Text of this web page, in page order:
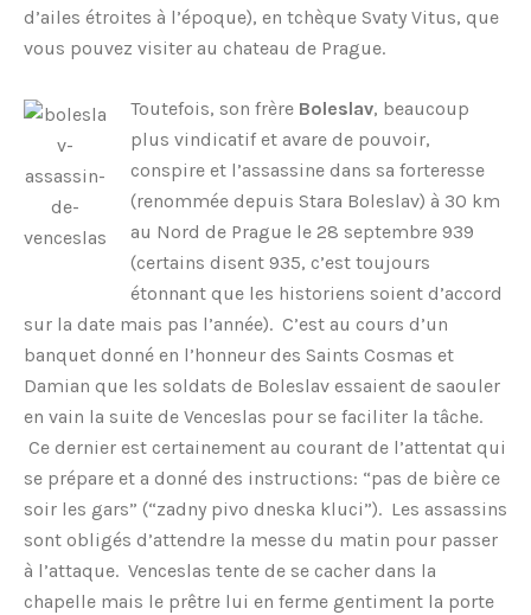
d’ailes étroites à l’époque), en tchèque Svaty Vitus, que
vous pouvez visiter au chateau de Prague.
Toutefois, son frère Boleslav, beaucoup
plus vindicatif et avare de pouvoir,
conspire et l’assassine dans sa forteresse
(renommée depuis Stara Boleslav) à 30 km
au Nord de Prague le 28 septembre 939
(certains disent 935, c’est toujours
étonnant que les historiens soient d’accord
sur la date mais pas l’année). C’est au cours d’un
banquet donné en l’honneur des Saints Cosmas et
Damian que les soldats de Boleslav essaient de saouler
en vain la suite de Venceslas pour se faciliter la tâche.
Ce dernier est certainement au courant de l’attentat qui
se prépare et a donné des instructions: “pas de bière ce
soir les gars” (“zadny pivo dneska kluci”). Les assassins
sont obligés d’attendre la messe du matin pour passer
à l’attaque. Venceslas tente de se cacher dans la
chapelle mais le prêtre lui en ferme gentiment la porte